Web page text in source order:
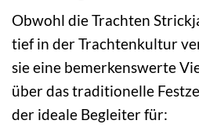
Obwohl die Trachten
tief in der Trachtenkultur
sie eine bemerkenswerte
über das traditionelle
der ideale Begleiter für: